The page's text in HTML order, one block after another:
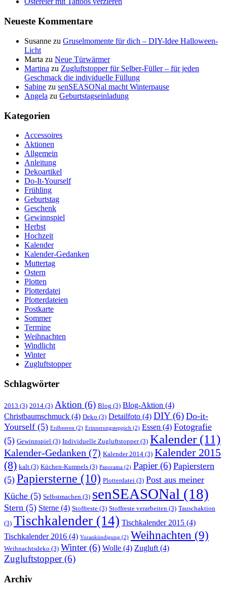
Neueste Kommentare
Susanne zu Gruselmomente für dich – DIY-Idee Halloween-
Licht
Marta zu Neue Türwärmer
Martina zu Zugluftstopper für Selber-Füller – für jeden
Geschmack die individuelle Füllung
Sabine zu senSEASONal macht Winterpause
Angela zu Geburtstagseinladung
Kategorien
Accessoires
Aktionen
Allgemein
Anleitung
Dekoartikel
Do-It-Yourself
Frühling
Geburtstag
Geschenk
Gewinnspiel
Herbst
Hochzeit
Kalender
Kalender-Gedanken
Muttertag
Ostern
Plotten
Plotterdatei
Plotterdateien
Postkarte
Sommer
Termine
Weihnachten
Windlicht
Winter
Zugluftstopper
Schlagwörter
2013 (3) 2014 (3) Aktion (6) Blog (3) Blog-Aktion (4)
Christbaumschmuck (4) Deko (3) Detailfoto (4) DIY(6) Do-it-
Yourself (5) Erdbeeren (2) Erinnerungsteppich (2) Essen (4) Fotografie
(5) Gewinnspiel (3) Individuelle Zugluftstopper(3) Kalender(11)
Kalender-Gedanken (7) Kalender 2014 (3) Kalender 2015
(8) kalt (3) Küchen-Kumpels (3) Panorama (2) Papier(6) Papierstern
(5) Papiersterne (10) Plotterdatei (3) Post aus meiner
Küche (5) Selbstmachen (3) senSEASONal (18)
Stern (5) Sterne (4) Stoffreste (3) Stoffreste verarbeiten (3) Tauschaktion
(3) Tischkalender (14) Tischkalender 2015 (4)
Tischkalender 2016 (4) Vorankündigung (2) Weihnachten (9)
Weihnachtsdeko (3) Winter(6) Wolle (4) Zugluft (4)
Zugluftstopper(6)
Archiv